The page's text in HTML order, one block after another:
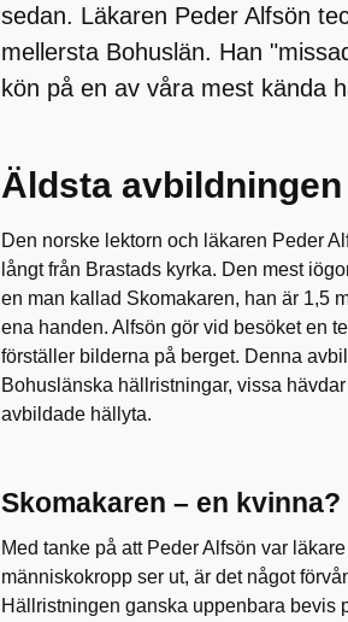
sedan. Läkaren Peder Alfsön
mellersta Bohuslän. Han
kön på en av våra mest kända
Äldsta avbildningen
Den norske lektorn och läkaren Peder
långt från Brastads kyrka. Den mest
en man kallad Skomakaren, han är 1,5
ena handen. Alfsön gör vid besöket en
förställer bilderna på berget. Denna
Bohuslänska hällristningar, vissa
avbildade hällyta.
Skomakaren – en kvinna?
Med tanke på att Peder Alfsön var
människokropp ser ut, är det något
Hällristningen ganska uppenbara bevis